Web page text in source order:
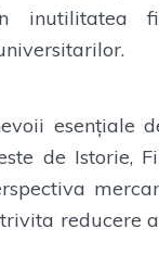
esențiale
de Istorie,
reducere